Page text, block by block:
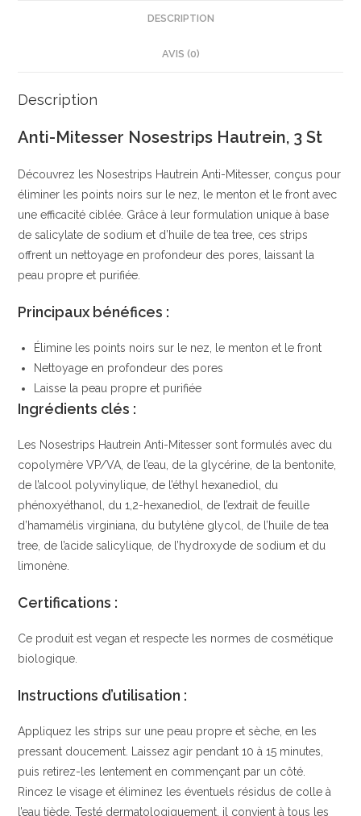
noirs
À
dingrédients
naturels
|
Balea
DESCRIPTION
AVIS (0)
Description
Anti-Mitesser Nosestrips Hautrein, 3 St
Découvrez les Nosestrips Hautrein Anti-Mitesser, conçus pour
éliminer les points noirs sur le nez, le menton et le front avec
une efficacité ciblée. Grâce à leur formulation unique à base
de salicylate de sodium et d’huile de tea tree, ces strips
offrent un nettoyage en profondeur des pores, laissant la
peau propre et purifiée.
Principaux bénéfices :
Élimine les points noirs sur le nez, le menton et le front
Nettoyage en profondeur des pores
Laisse la peau propre et purifiée
Ingrédients clés :
Les Nosestrips Hautrein Anti-Mitesser sont formulés avec du
copolymère VP/VA, de l’eau, de la glycérine, de la bentonite,
de l’alcool polyvinylique, de l’éthyl hexanediol, du
phénoxyéthanol, du 1,2-hexanediol, de l’extrait de feuille
d’hamamélis virginiana, du butylène glycol, de l’huile de tea
tree, de l’acide salicylique, de l’hydroxyde de sodium et du
limonène.
Certifications :
Ce produit est vegan et respecte les normes de cosmétique
biologique.
Instructions d’utilisation :
Appliquez les strips sur une peau propre et sèche, en les
pressant doucement. Laissez agir pendant 10 à 15 minutes,
puis retirez-les lentement en commençant par un côté.
Rincez le visage et éliminez les éventuels résidus de colle à
l’eau tiède. Testé dermatologiquement, il convient à tous les